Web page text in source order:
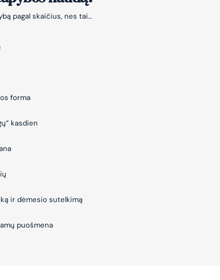
pagal skaičius, nes tai…
forma
kasdien
ir dėmesio sutelkimą
puošmena